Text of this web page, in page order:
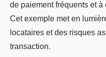
de paiement fréquents et
Cet exemple met en
locataires et des risques
transaction.